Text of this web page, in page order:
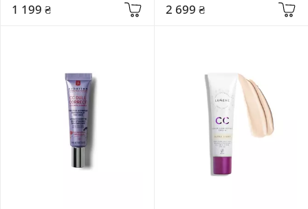
1 199 ₴
Мультифункціональна
2 699 ₴